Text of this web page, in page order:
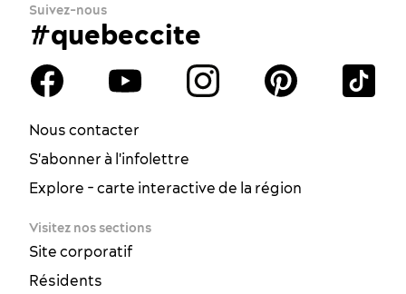
Suivez-nous
#quebeccite
Nous contacter
S'abonner à l'infolettre
Explore - carte interactive de la région
Visitez nos sections
Site corporatif
Résidents